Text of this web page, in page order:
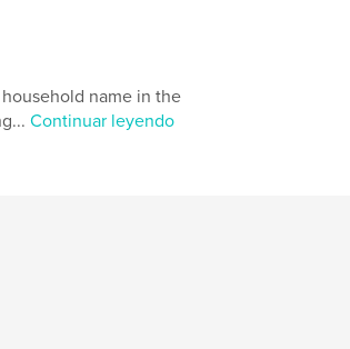
name in the
Continuar leyendo